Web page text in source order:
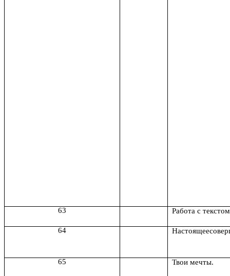
63 Работа с
64
65 Твои мечты.